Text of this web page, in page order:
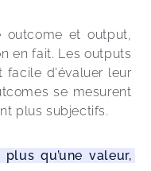
outcome et output,
en fait. Les outputs
facile d'évaluer leur
se mesurent
plus subjectifs.
plus qu’une valeur,